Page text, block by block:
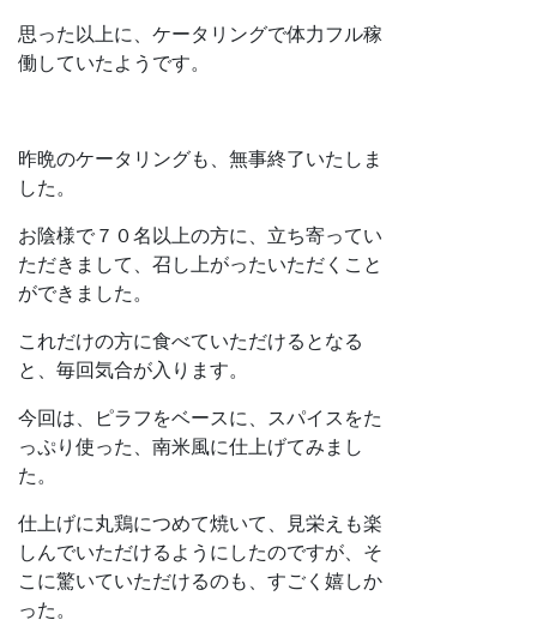
思った以上に、ケータリングで体力フル稼
働していたようです。
昨晩のケータリングも、無事終了いたしま
した。
お陰様で７０名以上の方に、立ち寄ってい
ただきまして、召し上がったいただくこと
ができました。
これだけの方に食べていただけるとなる
と、毎回気合が入ります。
今回は、ピラフをベースに、スパイスをた
っぷり使った、南米風に仕上げてみまし
た。
仕上げに丸鶏につめて焼いて、見栄えも楽
しんでいただけるようにしたのですが、そ
こに驚いていただけるのも、すごく嬉しか
った。